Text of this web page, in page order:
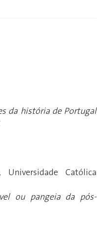
da história de Portugal
Católica
ou pangeia da pós-